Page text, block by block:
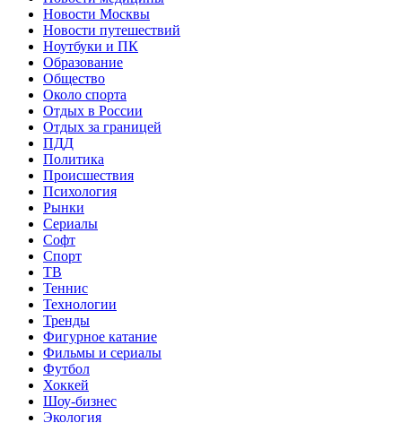
Новости Москвы
Новости путешествий
Ноутбуки и ПК
Образование
Общество
Около спорта
Отдых в России
Отдых за границей
ПДД
Политика
Происшествия
Психология
Рынки
Сериалы
Софт
Спорт
ТВ
Теннис
Технологии
Тренды
Фигурное катание
Фильмы и сериалы
Футбол
Хоккей
Шоу-бизнес
Экология